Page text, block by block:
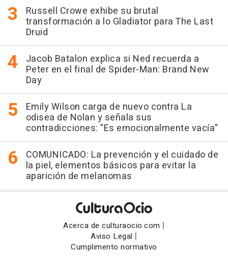
Russell Crowe exhibe su brutal
transformación a lo Gladiator para The Last
Druid
Jacob Batalon explica si Ned recuerda a
Peter en el final de Spider-Man: Brand New
Day
Emily Wilson carga de nuevo contra La
odisea de Nolan y señala sus
contradicciones: "Es emocionalmente vacía"
COMUNICADO: La prevención y el cuidado de
la piel, elementos básicos para evitar la
aparición de melanomas
Acerca de culturaocio.com |
Aviso Legal |
Cumplimento normativo